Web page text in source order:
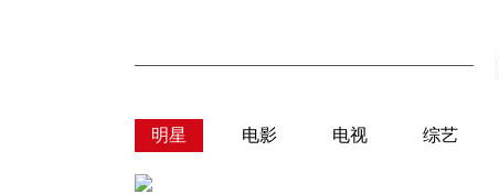
明星 电影 电视 综艺